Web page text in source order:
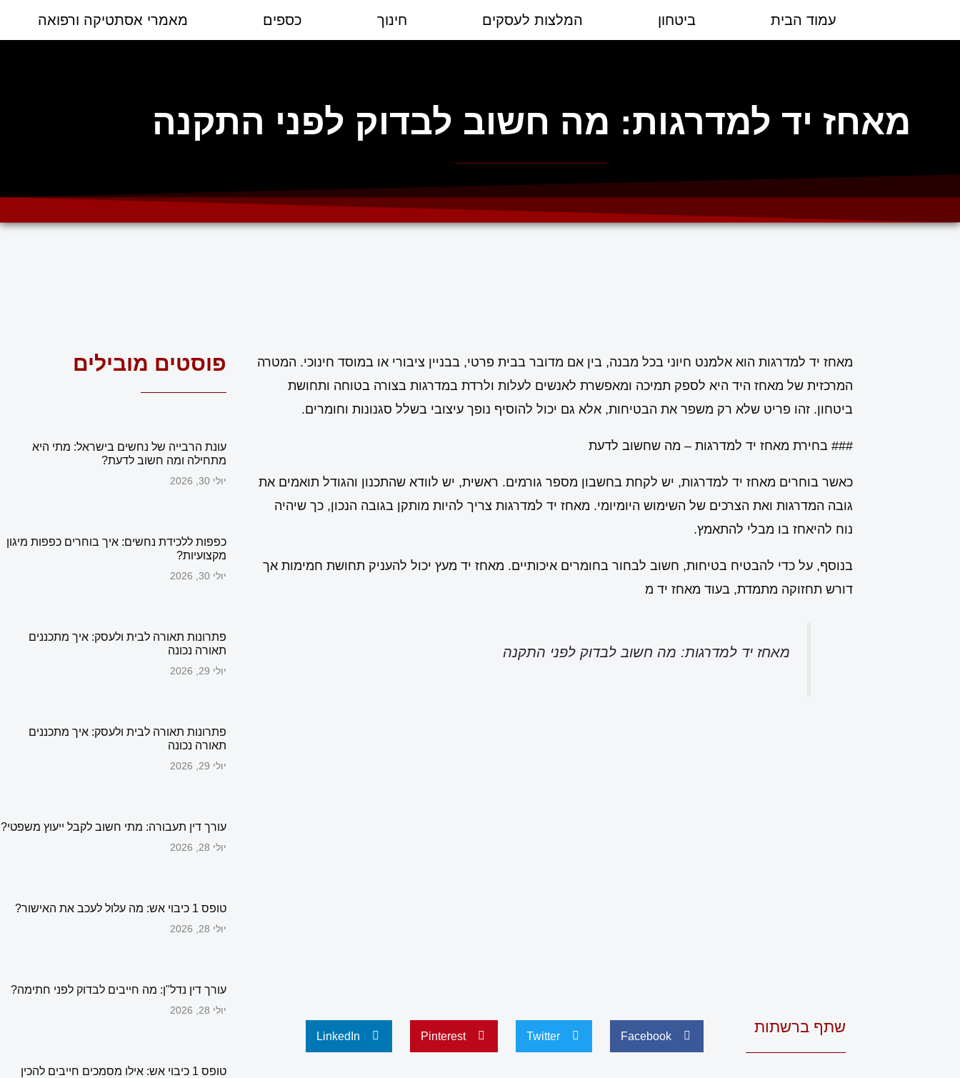
עמוד הבית ביטחון המלצות לעסקים חינוך כספים מאמרי אסתטיקה ורפואה
מאחז יד למדרגות: מה חשוב לבדוק לפני התקנה
מאחז יד למדרגות הוא אלמנט חיוני בכל מבנה, בין אם מדובר בבית פרטי, בבניין ציבורי או במוסד חינוכי. המטרה
המרכזית של מאחז היד היא לספק תמיכה ומאפשרת לאנשים לעלות ולרדת במדרגות בצורה בטוחה ותחושת
ביטחון. זהו פריט שלא רק משפר את הבטיחות, אלא גם יכול להוסיף נופך עיצובי בשלל סגנונות וחומרים.
### בחירת מאחז יד למדרגות – מה שחשוב לדעת
כאשר בוחרים מאחז יד למדרגות, יש לקחת בחשבון מספר גורמים. ראשית, יש לוודא שהתכנון והגודל תואמים את
גובה המדרגות ואת הצרכים של השימוש היומיומי. מאחז יד למדרגות צריך להיות מותקן בגובה הנכון, כך שיהיה
נוח להיאחז בו מבלי להתאמץ.
בנוסף, על כדי להבטיח בטיחות, חשוב לבחור בחומרים איכותיים. מאחז יד מעץ יכול להעניק תחושת חמימות אך
דורש תחזוקה מתמדת, בעוד מאחז יד מ
מאחז יד למדרגות: מה חשוב לבדוק לפני התקנה
שתף ברשתות
Facebook
Twitter
Pinterest
LinkedIn
פוסטים מובילים
עונת הרבייה של נחשים בישראל: מתי היא
מתחילה ומה חשוב לדעת?
יולי 30, 2026
כפפות ללכידת נחשים: איך בוחרים כפפות מיגון
מקצועיות?
יולי 30, 2026
פתרונות תאורה לבית ולעסק: איך מתכננים
תאורה נכונה
יולי 29, 2026
פתרונות תאורה לבית ולעסק: איך מתכננים
תאורה נכונה
יולי 29, 2026
עורך דין תעבורה: מתי חשוב לקבל ייעוץ משפטי?
יולי 28, 2026
טופס 1 כיבוי אש: מה עלול לעכב את האישור?
יולי 28, 2026
עורך דין נדל"ן: מה חייבים לבדוק לפני חתימה?
יולי 28, 2026
טופס 1 כיבוי אש: אילו מסמכים חייבים להכין